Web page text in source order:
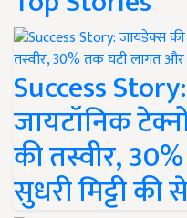
Success
जायटॉनिक
की तस्वीर,
सुधरी मिट्टी की